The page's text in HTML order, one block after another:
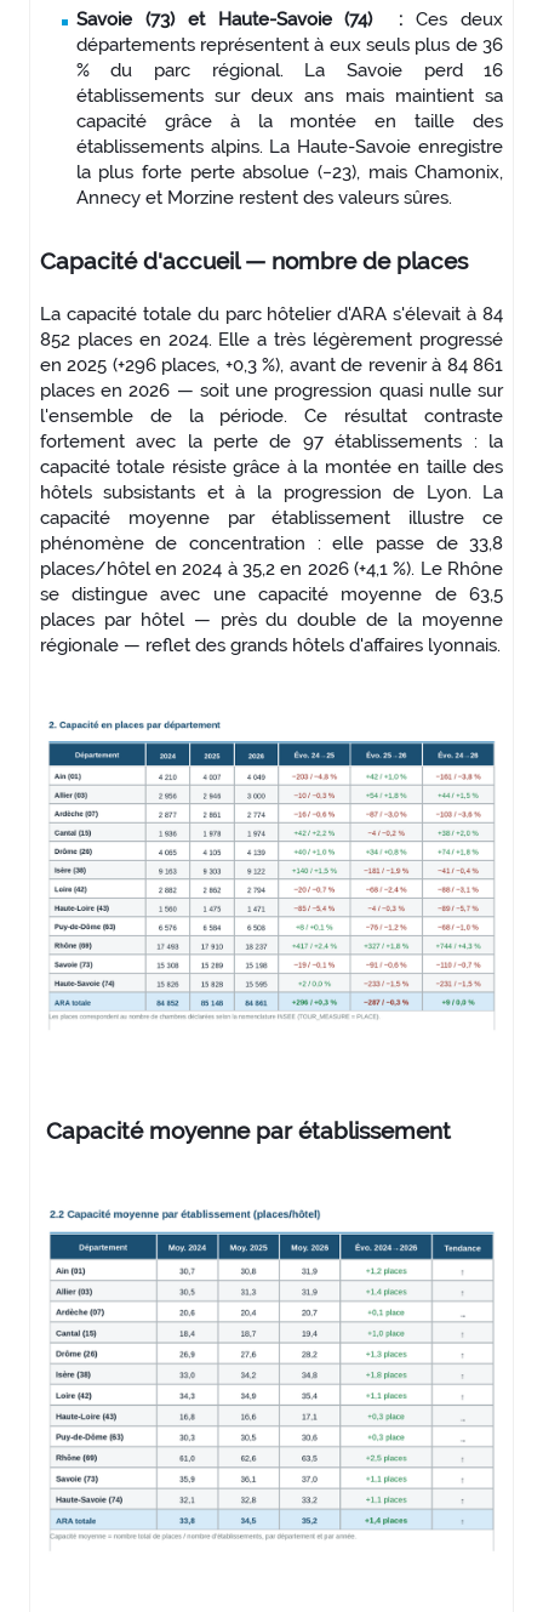
Savoie (73) et Haute-Savoie (74) :Ces deux
départements représentent à eux seuls plus de 36
% du parc régional. La Savoie perd 16
établissements sur deux ans mais maintient sa
capacité grâce à la montée en taille des
établissements alpins. La Haute-Savoie enregistre
la plus forte perte absolue (−23), mais Chamonix,
Annecy et Morzine restent des valeurs sûres.
Capacité d'accueil — nombre de places
La capacité totale du parc hôtelier d'ARA s'élevait à 84
852 places en 2024. Elle a très légèrement progressé
en 2025 (+296 places, +0,3 %), avant de revenir à 84 861
places en 2026 — soit une progression quasi nulle sur
l'ensemble de la période. Ce résultat contraste
fortement avec la perte de 97 établissements : la
capacité totale résiste grâce à la montée en taille des
hôtels subsistants et à la progression de Lyon. La
capacité moyenne par établissement illustre ce
phénomène de concentration : elle passe de 33,8
places/hôtel en 2024 à 35,2 en 2026 (+4,1 %). Le Rhône
se distingue avec une capacité moyenne de 63,5
places par hôtel — près du double de la moyenne
régionale — reflet des grands hôtels d'affaires lyonnais.
Capacité moyenne par établissement